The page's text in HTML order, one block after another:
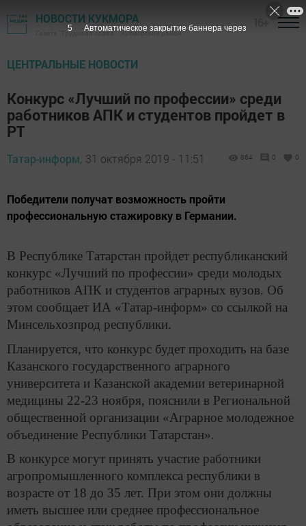
НОВОСТИ КУКМОРА
Газета "Трудовая слава" - Кукморский район
ЦЕНТРАЛЬНЫЕ НОВОСТИ
Конкурс «Лучший по профессии» среди
работников АПК и студентов пройдет в
РТ
Татар-информ, 31 октября 2019 - 11:51 864 0 0
Победители получат возможность пройти
профессиональную стажировку в Германии.
В Республике Татарстан пройдет республиканский
конкурс «Лучший по профессии» среди молодых
работников АПК и студентов аграрных вузов. Об
этом сообщает ИА «Татар-информ» со ссылкой на
Минсельхозпрод республики.
Планируется, что конкурс будет проходить на базе
Казанского государственного аграрного
университета и Казанской академии ветеринарной
медицины 22-23 ноября, пояснили в Региональной
общественной организации «Аграрное молодежное
объединение Республики Татарстан».
В конкурсе могут принять участие работники
агропромышленного комплекса республики в
возрасте от 18 до 35 лет. При этом они должны
иметь высшее или среднее профессиональное
4 Автоматическое закрытие баннера через